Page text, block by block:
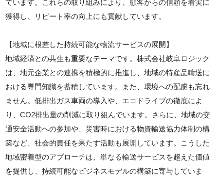
ています。これらの取り組みにより、顧客からの信頼を着実に
獲得し、リピート率の向上にも貢献しています。
【地域に根差した持続可能な物流サービスの展開】
地域経済との共生も重要なテーマです。株式会社岐阜ロジック
は、地元企業との連携を積極的に推進し、地域の特産品輸送に
おける専門知識を蓄積しています。また、環境への配慮も忘れ
ません。低排出ガス車両の導入や、エコドライブの徹底によ
り、CO2排出量の削減に取り組んでいます。さらに、地域の交
通安全活動への参加や、災害時における物資輸送協力体制の構
築など、社会的責任を果たす活動も展開しています。こうした
地域密着型のアプローチは、単なる輸送サービスを超えた価値
を提供し、持続可能なビジネスモデルの構築に寄与していま